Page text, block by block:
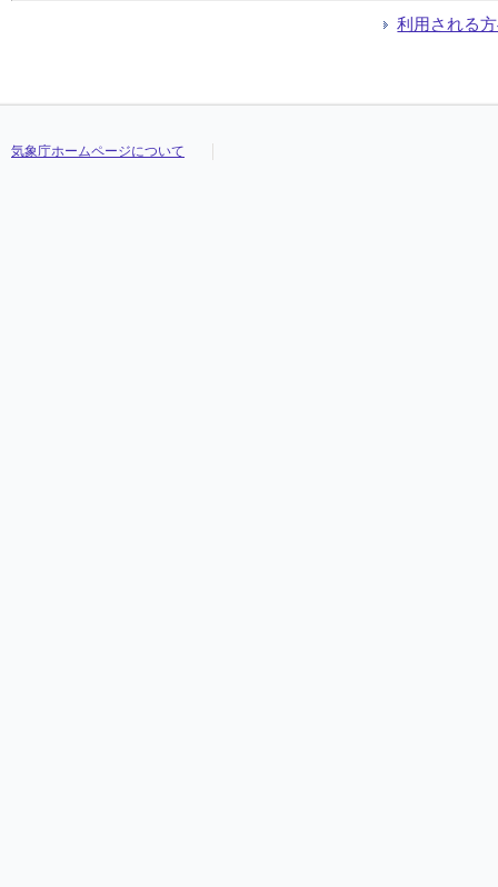
利用される
気象庁ホームページについて